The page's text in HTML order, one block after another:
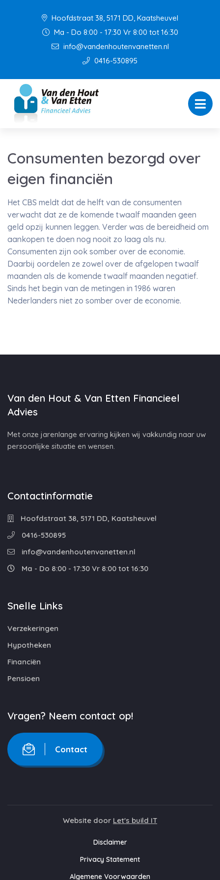
Hoofdstraat 38, 5171 DD, Kaatsheuvel
Ma - Do 8:00 - 17:30 Vr 8:00 tot 16:30
info@vandenhoutenvanetten.nl
0416-530895
Consumenten bezorgd over
eigen financiën
Het CBS meldt dat de helft van de consumenten
verwacht dat ze de komende twaalf maanden geen
geld opzij kunnen leggen. Verder was de bereidheid om
aankopen te doen nog nooit zo laag als nu.
Consumenten zijn ook somber over de economie.
Daarbij oordelen ze zowel over de afgelopen twaalf
maanden als de komende twaalf maanden negatief.
Sinds het begin van de metingen in 1986 waren
Nederlanders niet zo somber over de economie.
Van den Hout & Van Etten Financieel
Advies
Met onze jarenlange ervaring kijken wij vakkundig naar uw
persoonlijke situatie en wensen.
Contactinformatie
Hoofdstraat 38, 5171 DD, Kaatsheuvel
0416-530895
info@vandenhoutenvanetten.nl
Ma - Do 8:00 - 17:30 Vr 8:00 tot 16:30
Snelle Links
Verzekeringen
Hypotheken
Financiën
Pensioen
Vragen? Neem contact op!
Contact
Website door Let's build IT
Disclaimer
Privacy Statement
Algemene Voorwaarden